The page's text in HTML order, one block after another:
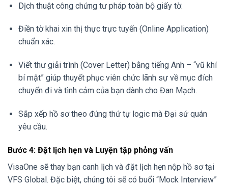
Dịch thuật công chứng tư pháp toàn bộ giấy tờ.
Điền tờ khai xin thị thực trực tuyến (Online Application)
chuẩn xác.
Viết thư giải trình (Cover Letter) bằng tiếng Anh – “vũ khí
bí mật” giúp thuyết phục viên chức lãnh sự về mục đích
chuyến đi và tình cảm của bạn dành cho Đan Mạch.
Sắp xếp hồ sơ theo đúng thứ tự logic mà Đại sứ quán
yêu cầu.
Bước 4: Đặt lịch hẹn và Luyện tập phỏng vấn
VisaOne sẽ thay bạn canh lịch và đặt lịch hẹn nộp hồ sơ tại
VFS Global. Đặc biệt, chúng tôi sẽ có buổi “Mock Interview”